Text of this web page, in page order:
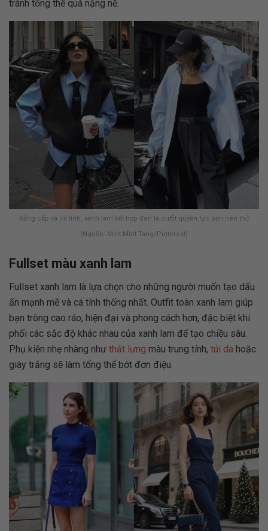
tránh tổng thể quá nặng nề.
Đẳng cấp và cá tính, xanh lam kết hợp đen là outfit quyền lực bạn nên thử
(Nguồn: Mint Mint Tang/Pinterest)
Fullset màu xanh lam
Fullset xanh lam là lựa chọn cho những người muốn tạo dấu
ấn mạnh mẽ và cá tính thống nhất. Outfit toàn xanh lam giúp
bạn trông cao ráo, hiện đại và phong cách hơn, đặc biệt khi
phối các sắc độ khác nhau của xanh lam để tạo chiều sâu.
Phụ kiện nhẹ nhàng như thắt lưng màu trung tính, túi da hoặc
giày trắng sẽ làm tổng thể bớt đơn điệu.